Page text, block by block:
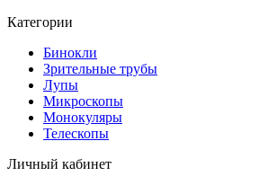
Категории
Бинокли
Зрительные трубы
Лупы
Микроскопы
Монокуляры
Телескопы
Личный кабинет